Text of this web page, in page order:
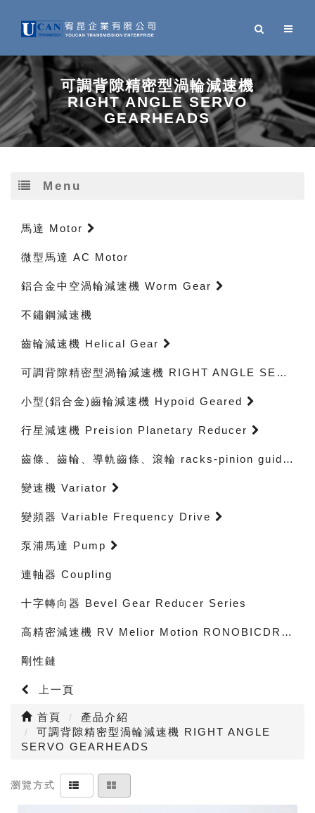
可調背隙精密型渦輪減速機
RIGHT ANGLE SERVO
GEARHEADS
Menu
馬達 Motor
微型馬達 AC Motor
鋁合金中空渦輪減速機 Worm Gear
不鏽鋼減速機
齒輪減速機 Helical Gear
可調背隙精密型渦輪減速機 RIGHT ANGLE SERVO GEARHEADS
小型(鋁合金)齒輪減速機 Hypoid Geared
行星減速機 Preision Planetary Reducer
齒條、齒輪、導軌齒條、滾輪 racks-pinion guidewayracks-rollerbearings
變速機 Variator
變頻器 Variable Frequency Drive
泵浦馬達 Pump
連軸器 Coupling
十字轉向器 Bevel Gear Reducer Series
高精密減速機 RV Melior Motion RONOBICDRIVE planetary gear box
剛性鏈
上一頁
首頁
產品介紹
可調背隙精密型渦輪減速機 RIGHT ANGLE
SERVO GEARHEADS
瀏覽方式